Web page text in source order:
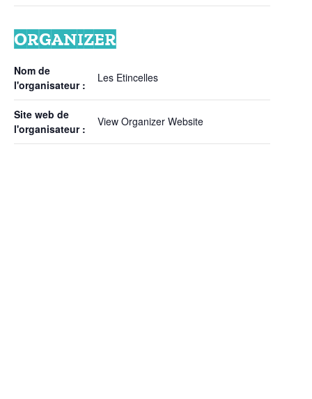
ORGANIZER
Nom de
l'organisateur :
Les Etincelles
Site web de
l'organisateur :
View Organizer Website